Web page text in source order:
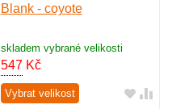
Blank - coyote
skladem vybrané velikosti
547Kč
Vybrat velikost